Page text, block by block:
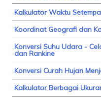
Kalkulator Waktu
Koordinat Geografi dan
Konversi Suhu Udara -
dan Rankine
Konversi Curah Hujan
Kalkulator Berbagai